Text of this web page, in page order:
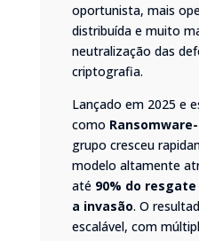
oportunista, mais
distribuída e muito
neutralização das
criptografia.
Lançado em 2025 e
como
grupo cresceu
modelo altamente
até 90% do
a invasão. O
escalável, com